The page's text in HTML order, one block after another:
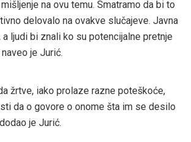
na ovu temu. Smatramo da bi to
delovalo na ovakve slučajeve. Javna
a ljudi bi znali ko su potencijalne pretnje
je Jurić.
žrtve, iako prolaze razne poteškoće,
da o govore o onome šta im se desilo
je Jurić.